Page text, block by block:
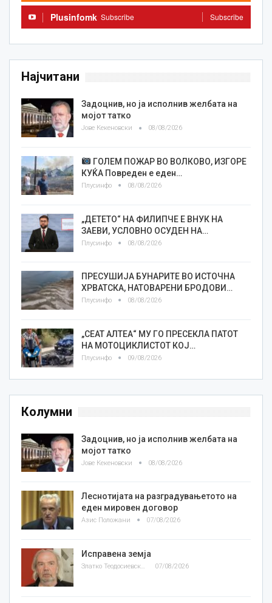
Plusinfomk Subscribe Subscribe
Најчитани
Задоцнив, но ја исполнив желбата на
мојот татко
Јове Кекеновски 08/08/2026
ГОЛЕМ ПОЖАР ВО ВОЛКОВО, ИЗГОРЕ
КУЌА Повреден е еден…
Плусинфо 08/08/2026
„ДЕТЕТО“ НА ФИЛИПЧЕ Е ВНУК НА
ЗАЕВИ, УСЛОВНО ОСУДЕН НА…
Плусинфо 08/08/2026
ПРЕСУШИЈА БУНАРИТЕ ВО ИСТОЧНА
ХРВАТСКА, НАТОВАРЕНИ БРОДОВИ…
Плусинфо 08/08/2026
„СЕАТ АЛТЕА“ МУ ГО ПРЕСЕКЛА ПАТОТ
НА МОТОЦИКЛИСТОТ КОЈ…
Плусинфо 09/08/2026
Колумни
Задоцнив, но ја исполнив желбата на
мојот татко
Јове Кекеновски 08/08/2026
Леснотијата на разградувањетото на
еден мировен договор
Азис Положани 07/08/2026
Исправена земја
Златко Теодосиевски 07/08/2026